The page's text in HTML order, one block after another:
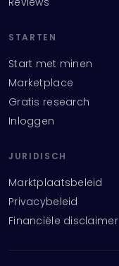
STARTEN
Start met minen
Marketplace
Gratis research
Inloggen
JURIDISCH
Marktplaatsbeleid
Privacybeleid
Financiële disclaimer